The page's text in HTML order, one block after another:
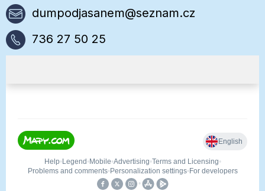
dumpodjasanem@seznam.cz
736 27 50 25